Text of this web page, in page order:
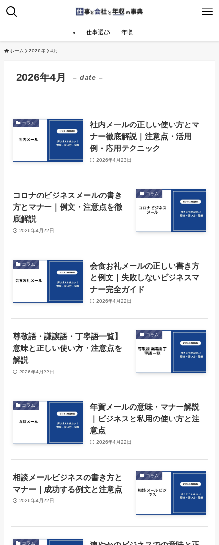
仕事選び 年収
ホーム 2026年 4月
2026年4月 – date –
コラム
社内メールの正しい使い方とマ
ナー徹底解説｜注意点・活用
例・応用テクニック
2026年4月23日
コラム
コロナのビジネスメールの書き
方とマナー｜例文・注意点を徹
底解説
2026年4月22日
コラム
会食お礼メールの正しい書き方
と例文｜失敗しないビジネスマ
ナー完全ガイド
2026年4月22日
コラム
尊敬語・謙譲語・丁寧語一覧】
意味と正しい使い方・注意点を
解説
2026年4月22日
コラム
年賀メールの意味・マナー解説
｜ビジネスと私用の使い方と注
意点
2026年4月22日
コラム
相談メールビジネスの書き方と
マナー｜成功する例文と注意点
2026年4月22日
コラム